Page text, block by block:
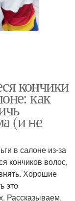
кончики
как
(и не
в салоне из-за
кончиков волос,
Хорошие
это
Рассказываем,